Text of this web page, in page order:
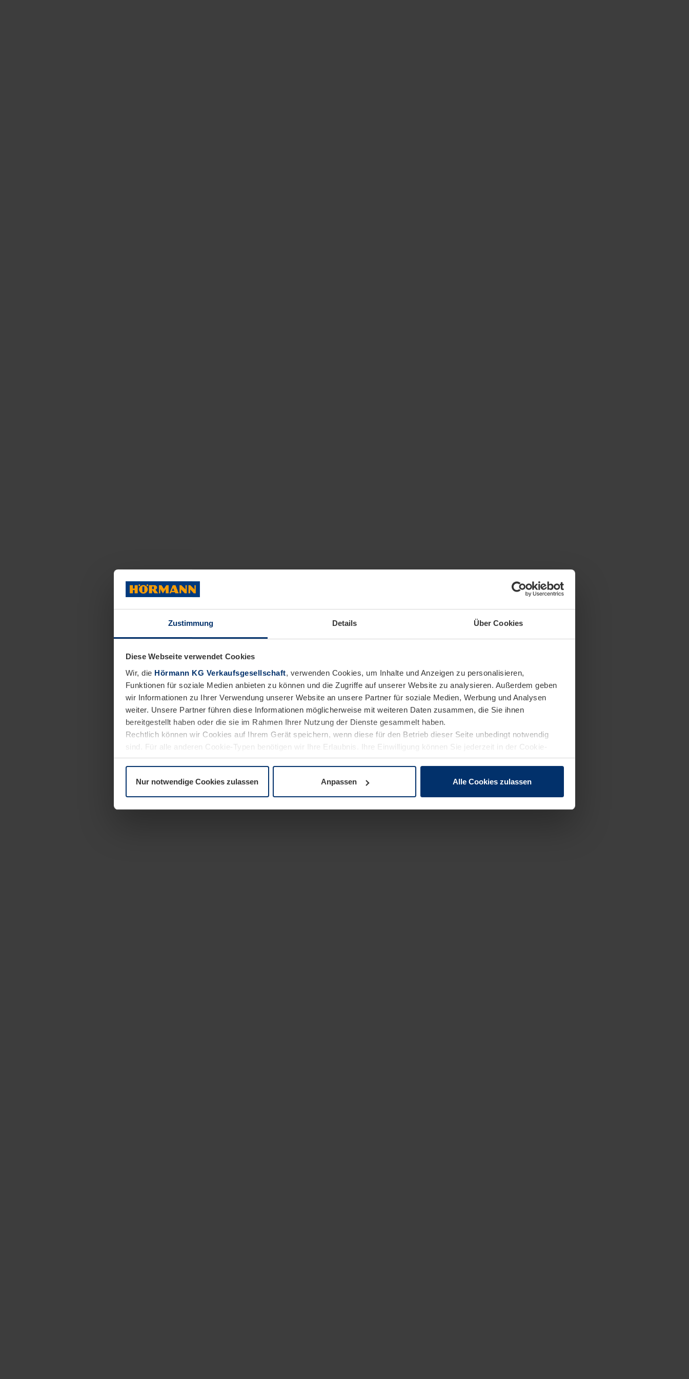
Zustimmung Details Über Cookies
Diese Webseite verwendet Cookies
Wir, die Hörmann KG Verkaufsgesellschaft, verwenden Cookies, um Inhalte und Anzeigen zu personalisieren,
Funktionen für soziale Medien anbieten zu können und die Zugriffe auf unserer Website zu analysieren. Außerdem geben
wir Informationen zu Ihrer Verwendung unserer Website an unsere Partner für soziale Medien, Werbung und Analysen
weiter. Unsere Partner führen diese Informationen möglicherweise mit weiteren Daten zusammen, die Sie ihnen
bereitgestellt haben oder die sie im Rahmen Ihrer Nutzung der Dienste gesammelt haben.
Rechtlich können wir Cookies auf Ihrem Gerät speichern, wenn diese für den Betrieb dieser Seite unbedingt notwendig
sind. Für alle anderen Cookie-Typen benötigen wir Ihre Erlaubnis. Ihre Einwilligung können Sie jederzeit in der Cookie-
Erläuterung auf der SeiteDatenschutzerklärungunserer Website ändern oder widerrufen.
Nur notwendige Cookies zulassen Anpassen Alle Cookies zulassen